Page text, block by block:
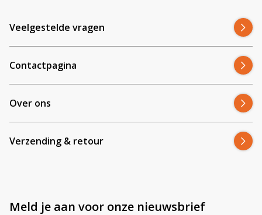
Veelgestelde vragen
Contactpagina
Over ons
Verzending & retour
Meld je aan voor onze nieuwsbrief